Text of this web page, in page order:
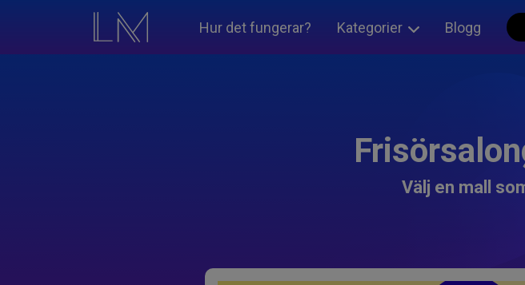
Hur det fungerar? Kategorier Blogg
Välj en mall